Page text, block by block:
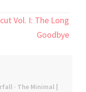
Vol. I: The Long
Goodbye
· The Minimal |